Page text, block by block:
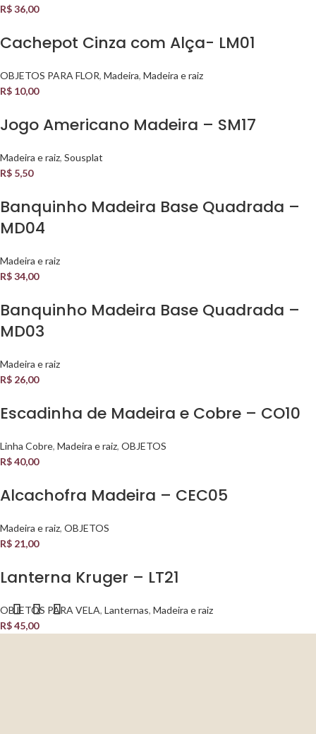
R$36,00
Cachepot Cinza com Alça- LM01
OBJETOS PARA FLOR, Madeira, Madeira e raiz
R$ 10,00
Jogo Americano Madeira – SM17
Madeira e raiz, Sousplat
R$ 5,50
Banquinho Madeira Base Quadrada –
MD04
Madeira e raiz
R$34,00
Banquinho Madeira Base Quadrada –
MD03
Madeira e raiz
R$ 26,00
Escadinha de Madeira e Cobre – CO10
Linha Cobre, Madeira e raiz, OBJETOS
R$40,00
Alcachofra Madeira – CEC05
Madeira e raiz, OBJETOS
R$ 21,00
Lanterna Kruger – LT21
OBJETOS PARA VELA, Lanternas, Madeira e raiz
R$45,00